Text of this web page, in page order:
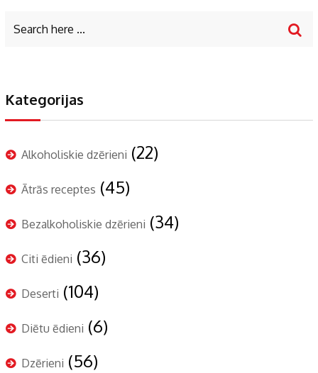
Kategorijas
Alkoholiskie dzērieni (22)
Ātrās receptes (45)
Bezalkoholiskie dzērieni (34)
Citi ēdieni (36)
Deserti (104)
Diētu ēdieni (6)
Dzērieni (56)